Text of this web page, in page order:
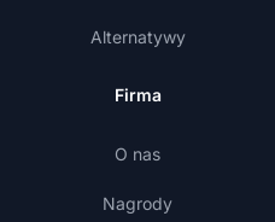
Alternatywy
Firma
O nas
Nagrody